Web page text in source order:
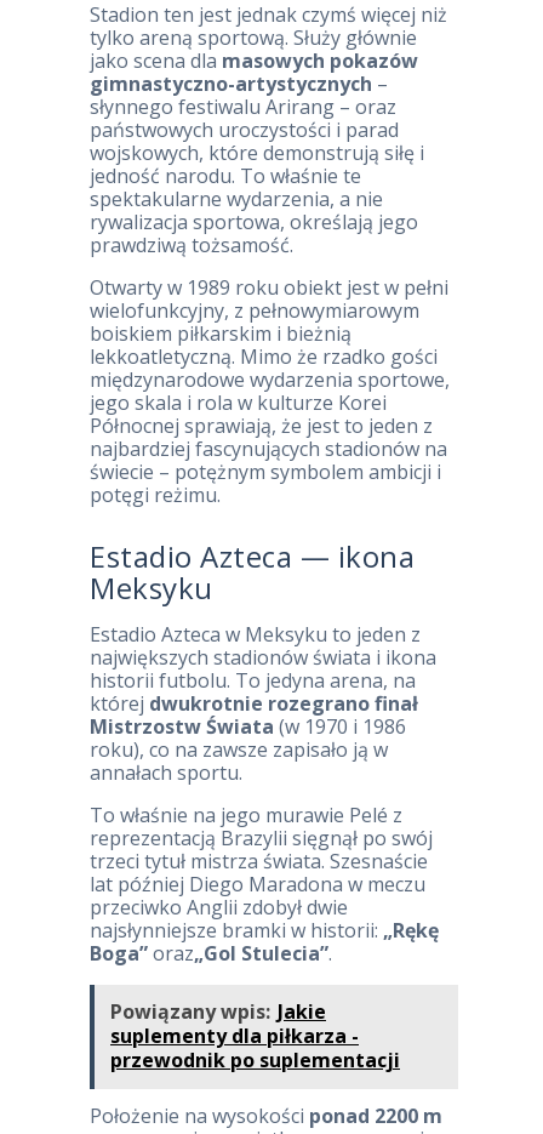
Stadion ten jest jednak czymś więcej niż
tylko areną sportową. Służy głównie
jako scena dla masowych pokazów
gimnastyczno-artystycznych –
słynnego festiwalu Arirang – oraz
państwowych uroczystości i parad
wojskowych, które demonstrują siłę i
jedność narodu. To właśnie te
spektakularne wydarzenia, a nie
rywalizacja sportowa, określają jego
prawdziwą tożsamość.
Otwarty w 1989 roku obiekt jest w pełni
wielofunkcyjny, z pełnowymiarowym
boiskiem piłkarskim i bieżnią
lekkoatletyczną. Mimo że rzadko gości
międzynarodowe wydarzenia sportowe,
jego skala i rola w kulturze Korei
Północnej sprawiają, że jest to jeden z
najbardziej fascynujących stadionów na
świecie – potężnym symbolem ambicji i
potęgi reżimu.
Estadio Azteca — ikona
Meksyku
Estadio Azteca w Meksyku to jeden z
największych stadionów świata i ikona
historii futbolu. To jedyna arena, na
której dwukrotnie rozegrano finał
Mistrzostw Świata (w 1970 i 1986
roku), co na zawsze zapisało ją w
annałach sportu.
To właśnie na jego murawie Pelé z
reprezentacją Brazylii sięgnął po swój
trzeci tytuł mistrza świata. Szesnaście
lat później Diego Maradona w meczu
przeciwko Anglii zdobył dwie
najsłynniejsze bramki w historii: „Rękę
Boga”oraz„Gol Stulecia”.
Powiązany wpis: Jakie
suplementy dla piłkarza -
przewodnik po suplementacji
Położenie na wysokości ponad 2200 m